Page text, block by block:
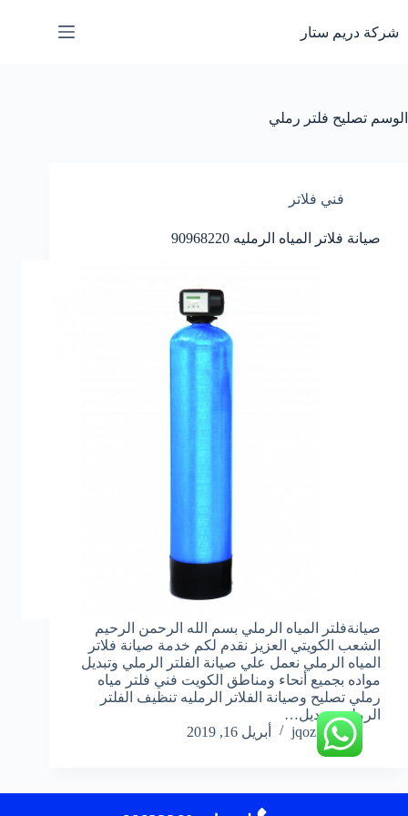
إلى
المحتوى
شركة دريم ستار
الوسم تصليح فلتر رملي
فني فلاتر
صيانة فلاتر المياه الرمليه 90968220
صيانةفلتر المياه الرملي بسم الله الرحمن الرحيم
الشعب الكويتي العزيز نقدم لكم خدمة صيانة فلاتر
المياه الرملي نعمل علي صيانة الفلتر الرملي وتبديل
مواده بجميع أنحاء ومناطق الكويت فني فلتر مياه
رملي تصليح وصيانة الفلاتر الرمليه تنظيف الفلتر
الرملي وتبديل…
jqoz51ek
أبريل 16, 2019